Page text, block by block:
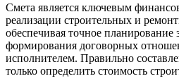
Смета является ключевым
реализации строительных и
обеспечивая точное планирование
формирования договорных
исполнителем. Правильно
только определить стоимость